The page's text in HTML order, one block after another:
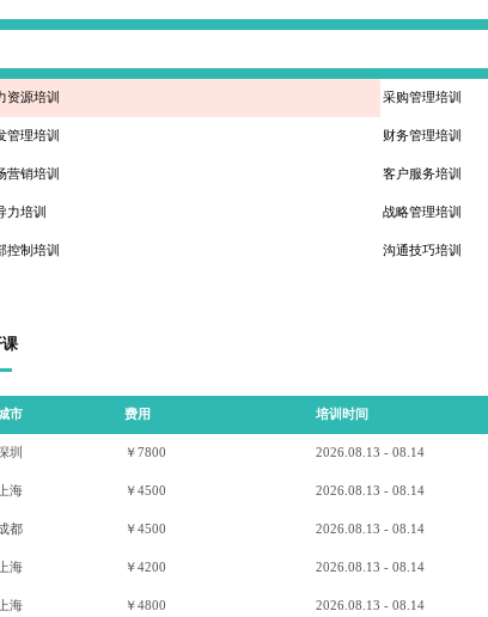
资源培训 采购管理培训
管理培训 财务管理培训
营销培训 客户服务培训
力培训 战略管理培训
控制培训 沟通技巧培训
市 费用 培训时间
圳 ￥7800 2026.08.13 - 08.14
海 ￥4500 2026.08.13 - 08.14
都 ￥4500 2026.08.13 - 08.14
海 ￥4200 2026.08.13 - 08.14
海 ￥4800 2026.08.13 - 08.14